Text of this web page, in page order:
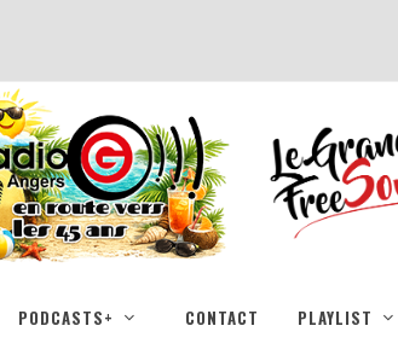
PODCASTS+ CONTACT PLAYLIST